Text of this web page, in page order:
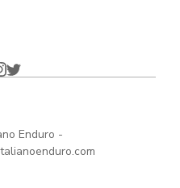
Enduro -